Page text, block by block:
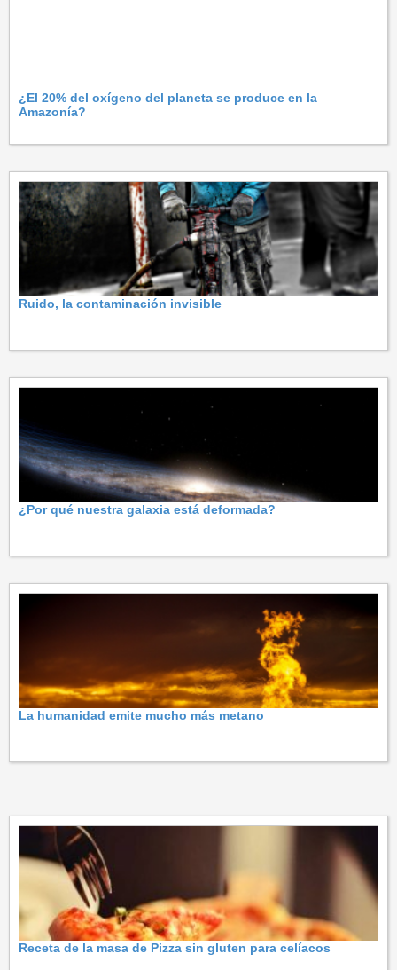
¿El 20% del oxígeno del planeta se produce en la
Amazonía?
Ruido, la contaminación invisible
¿Por qué nuestra galaxia está deformada?
La humanidad emite mucho más metano
Receta de la masa de Pizza sin gluten para celíacos